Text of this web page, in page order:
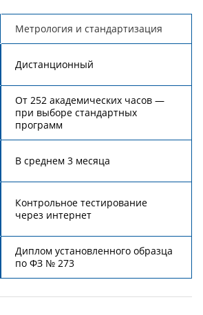
Метрология и стандартизация
Дистанционный
От 252 академических часов —
при выборе стандартных
программ
В среднем 3 месяца
Контрольное тестирование
через интернет
Диплом установленного образца
по ФЗ № 273